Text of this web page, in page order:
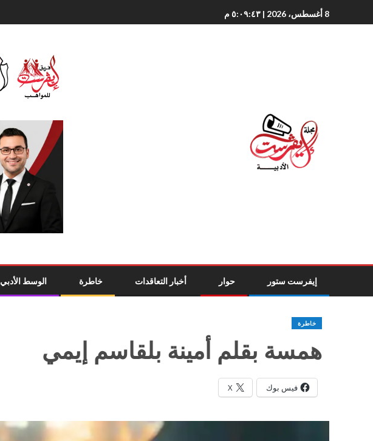
8 أغسطس، 2026 | ٥:٠٩:٤٤ م
إيفرست ستور حوار أخبار التعاقدات خاطرة الوسط الأدبي
خاطرة
همسة بقلم أمينة بلقاسم إيمي
فيس بوك X